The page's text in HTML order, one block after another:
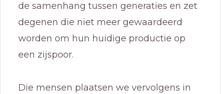
de samenhang tussen generaties en zet
degenen die niet meer gewaardeerd
worden om hun huidige productie op
een zijspoor.
Die mensen plaatsen we vervolgens in